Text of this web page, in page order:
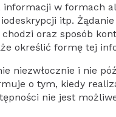
w formach
itp.
oraz sposób
określić formę tej
niezwłocznie i nie
o tym, kiedy
nie jest